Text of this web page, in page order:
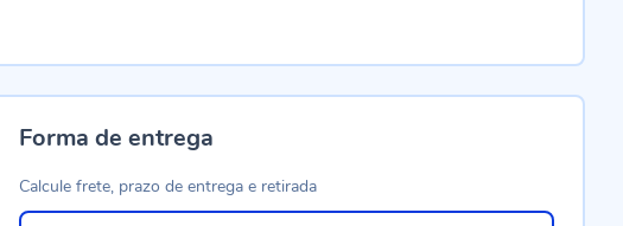
Forma de entrega
Calcule frete, prazo de entrega e retirada